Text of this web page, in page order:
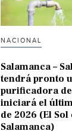
NACIONAL
Salamanca –
tendrá pronto
purificadora
iniciará el
de 2026 (El Sol
Salamanca)